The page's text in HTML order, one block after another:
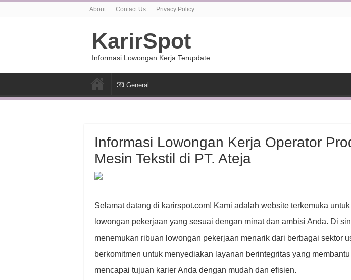
About Contact Us Privacy Policy
KarirSpot
Informasi Lowongan Kerja Terupdate
General
Informasi Lowongan Kerja Operator
Mesin Tekstil di PT. Ateja
Selamat datang di karirspot.com! Kami adalah website terkemuka
lowongan pekerjaan yang sesuai dengan minat dan ambisi Anda. Di
menemukan ribuan lowongan pekerjaan menarik dari berbagai sektor
berkomitmen untuk menyediakan layanan berintegritas yang
mencapai tujuan karier Anda dengan mudah dan efisien.